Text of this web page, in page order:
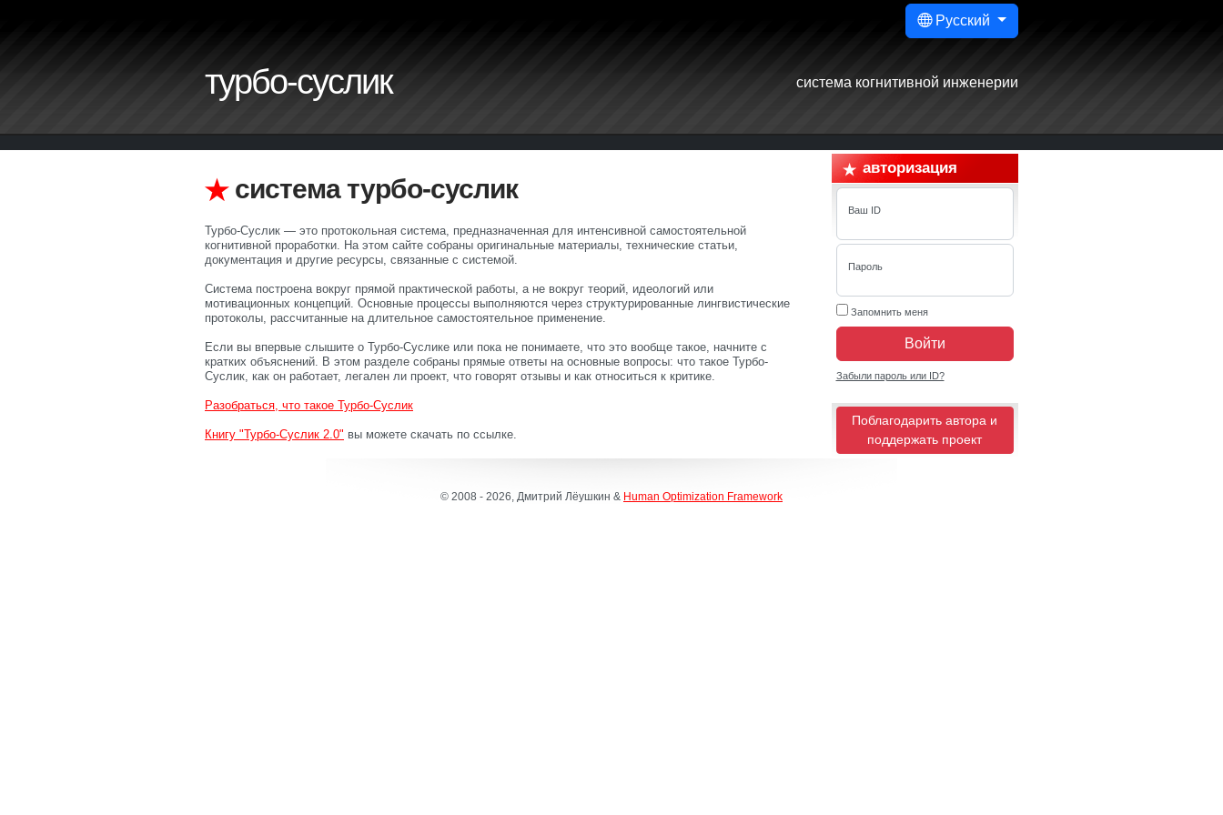
Русский
турбо-суслик система когнитивной инженерии
система турбо-суслик
Турбо-Суслик — это протокольная система, предназначенная для интенсивной самостоятельной
когнитивной проработки. На этом сайте собраны оригинальные материалы, технические статьи,
документация и другие ресурсы, связанные с системой.
Система построена вокруг прямой практической работы, а не вокруг теорий, идеологий или
мотивационных концепций. Основные процессы выполняются через структурированные лингвистические
протоколы, рассчитанные на длительное самостоятельное применение.
Если вы впервые слышите о Турбо-Суслике или пока не понимаете, что это вообще такое, начните с
кратких объяснений. В этом разделе собраны прямые ответы на основные вопросы: что такое Турбо-
Суслик, как он работает, легален ли проект, что говорят отзывы и как относиться к критике.
Разобраться, что такое Турбо-Суслик
Книгу "Турбо-Суслик 2.0" вы можете скачать по ссылке.
авторизация
Ваш ID
Пароль
Запомнить меня
Войти
Забыли пароль или ID?
Поблагодарить автора и
поддержать проект
© 2008 - 2026, Дмитрий Лёушкин & Human Optimization Framework